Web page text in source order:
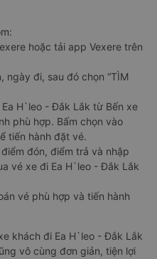
hoặc tải app Vexere trên
ngày đi, sau đó chọn “TÌM
H`leo - Đắk Lắk từ Bến xe
phù hợp. Bấm chọn vào
tiến hành đặt vé.
đón, điểm trả và nhập
vé xe đi Ea H`leo - Đắk Lắk
vé phù hợp và tiến hành
khách đi Ea H`leo - Đắk Lắk
vô cùng đơn giản, tiện lợi